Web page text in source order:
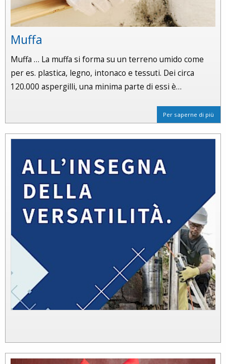
Muffa
Muffa … La muffa si forma su un terreno umido come
per es. plastica, legno, intonaco e tessuti. Dei circa
120.000 aspergilli, una minima parte di essi è…
Per saperne di più